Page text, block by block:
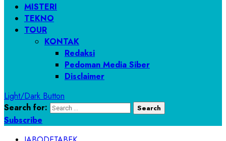
MISTERI
TEKNO
TOUR
KONTAK
Redaksi
Pedoman Media Siber
Disclaimer
Light/Dark Button
Search for:
Subscribe